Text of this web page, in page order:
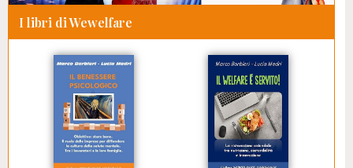
I libri di Wewelfare